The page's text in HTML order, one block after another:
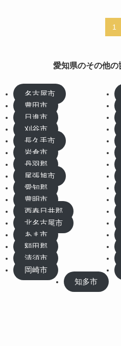
1
愛知県のその他
名古屋市
豊田市
日進市
刈谷市
長久手市
岩倉市
丹羽郡
尾張旭市
愛知郡
豊明市
西春日井郡
北名古屋市
あま市
額田郡
清須市
岡崎市
知多市